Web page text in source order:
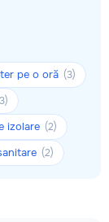
pe o oră (3)
izolare (2)
(2)